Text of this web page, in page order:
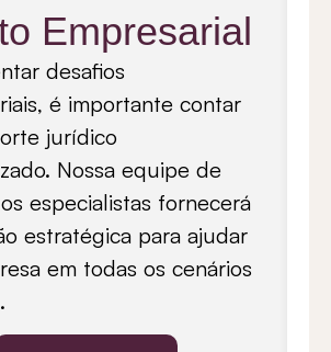
Empresarial
desafios
é importante contar
jurídico
Nossa equipe de
especialistas fornecerá
estratégica para ajudar
em todas os cenários